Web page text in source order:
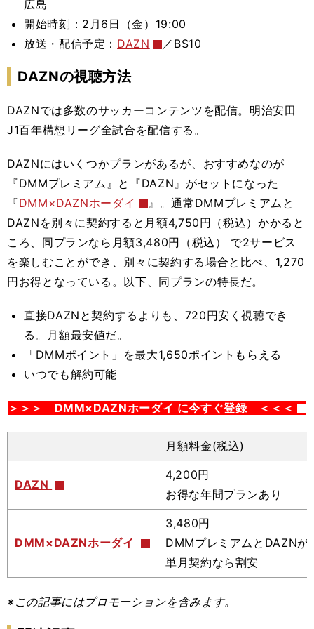
広島
開始時刻：2月6日（金）19:00
放送・配信予定： DAZN ／BS10
DAZNの視聴方法
DAZNでは多数のサッカーコンテンツを配信。明治安田
J1百年構想リーグ全試合を配信する。
DAZNにはいくつかプランがあるが、おすすめなのが
『DMMプレミアム』と『DAZN』がセットになった
『DMM×DAZNホーダイ
』。通常DMMプレミアムと
DAZNを別々に契約すると月額4,750円（税込）かかると
ころ、同プランなら月額3,480円（税込） で2サービス
を楽しむことができ、別々に契約する場合と比べ、 1,270
円お得となってい る。以下、同プランの特長だ。
直接DAZNと契約するよりも、720円安く視聴でき
る。月額最安値だ。
「DMMポイント」を最大1,650ポイントもらえる
いつでも解約可能
＞＞＞ DMM×DAZNホーダイ に今すぐ登録 ＜＜＜
月額料金(税込)
DAZN
4,200円
お得な年間プランあり
DMM×DAZNホーダイ
3,480円
DMMプレミアムとDAZN
単月契約なら割安
※この記事にはプロモーションを含みます。